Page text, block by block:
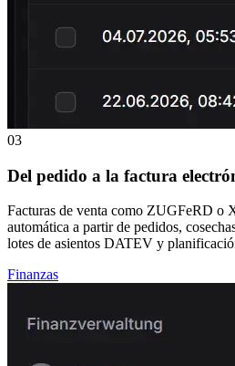
03
Del pedido a la factura
Facturas de venta como ZUGFeRD o
automática a partir de pedidos,
lotes de asientos DATEV y
Finanzas